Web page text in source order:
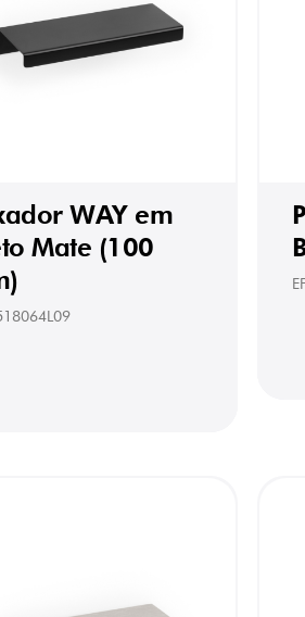
WAY em
Mate (100